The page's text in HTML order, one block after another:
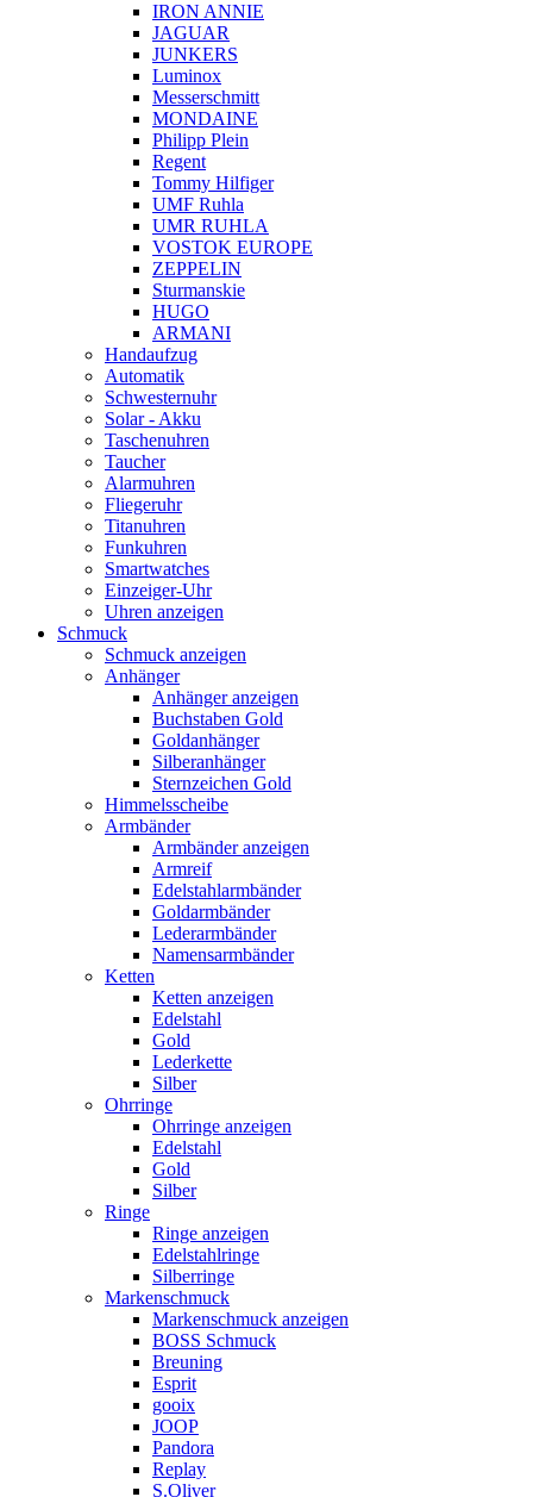
IRON ANNIE
JAGUAR
JUNKERS
Luminox
Messerschmitt
MONDAINE
Philipp Plein
Regent
Tommy Hilfiger
UMF Ruhla
UMR RUHLA
VOSTOK EUROPE
ZEPPELIN
Sturmanskie
HUGO
ARMANI
Handaufzug
Automatik
Schwesternuhr
Solar - Akku
Taschenuhren
Taucher
Alarmuhren
Fliegeruhr
Titanuhren
Funkuhren
Smartwatches
Einzeiger-Uhr
Uhren anzeigen
Schmuck
Schmuck anzeigen
Anhänger
Anhänger anzeigen
Buchstaben Gold
Goldanhänger
Silberanhänger
Sternzeichen Gold
Himmelsscheibe
Armbänder
Armbänder anzeigen
Armreif
Edelstahlarmbänder
Goldarmbänder
Lederarmbänder
Namensarmbänder
Ketten
Ketten anzeigen
Edelstahl
Gold
Lederkette
Silber
Ohrringe
Ohrringe anzeigen
Edelstahl
Gold
Silber
Ringe
Ringe anzeigen
Edelstahlringe
Silberringe
Markenschmuck
Markenschmuck anzeigen
BOSS Schmuck
Breuning
Esprit
gooix
JOOP
Pandora
Replay
S.Oliver